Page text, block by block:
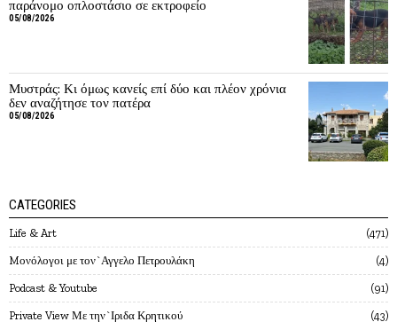
παράνομο οπλοστάσιο σε εκτροφείο
05/08/2026
Μυστράς: Κι όμως κανείς επί δύο και πλέον χρόνια
δεν αναζήτησε τον πατέρα
05/08/2026
CATEGORIES
Life & Art 471
Mονόλογοι με τον`Αγγελο Πετρουλάκη 4
Podcast & Youtube 91
Private View Με την`Ιριδα Κρητικού 43